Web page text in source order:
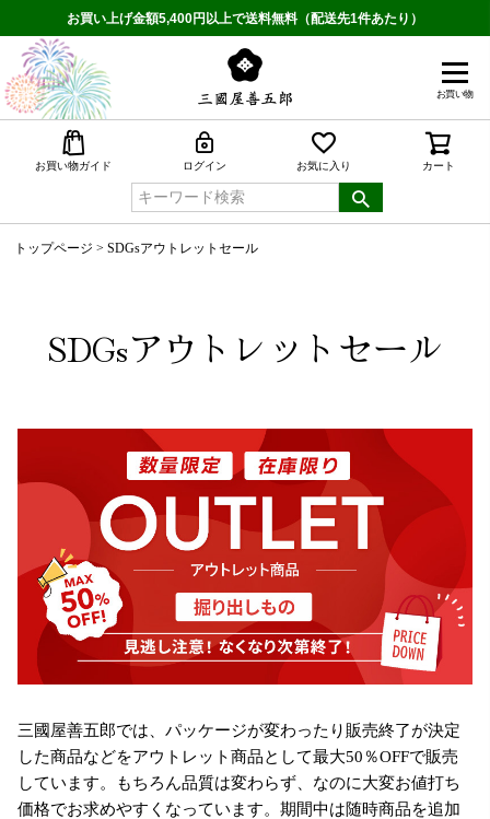
お買い上げ金額5,400円以上で送料無料（配送先1件あたり）
お買い物
お買い物ガイド ログイン お気に入り カート
トップページ SDGsアウトレットセール
SDGsアウトレットセール
三國屋善五郎では、パッケージが変わったり販売終了が決定
した商品などをアウトレット商品として最大50％OFFで販売
しています。もちろん品質は変わらず、なのに大変お値打ち
価格でお求めやすくなっています。期間中は随時商品を追加